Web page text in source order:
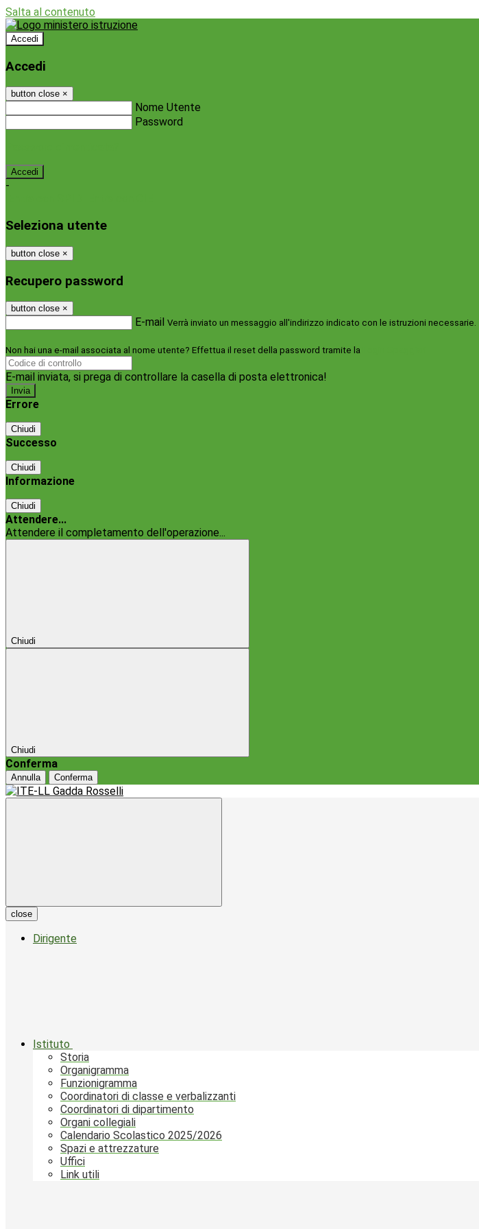
Salta al contenuto
Accedi
Accedi
button close ×
Nome Utente
Password
-
Seleziona utente
button close ×
Recupero password
button close ×
E-mail Verrà inviato un messaggio all'indirizzo indicato con le istruzioni necessarie.
Non hai una e-mail associata al nome utente? Effettua il reset della password tramite la
E-mail inviata, si prega di controllare la casella di posta elettronica!
Errore
Chiudi
Successo
Chiudi
Informazione
Chiudi
Attendere...
Attendere il completamento dell'operazione...
Chiudi
Chiudi
Conferma
Annulla Conferma
close
Dirigente
Istituto
Storia
Organigramma
Funzionigramma
Coordinatori di classe e verbalizzanti
Coordinatori di dipartimento
Organi collegiali
Calendario Scolastico 2025/2026
Spazi e attrezzature
Uffici
Link utili